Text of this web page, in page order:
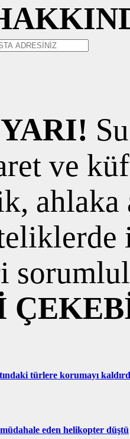
ve
ahlaka
türlere korumayı
eden helikopter düştü